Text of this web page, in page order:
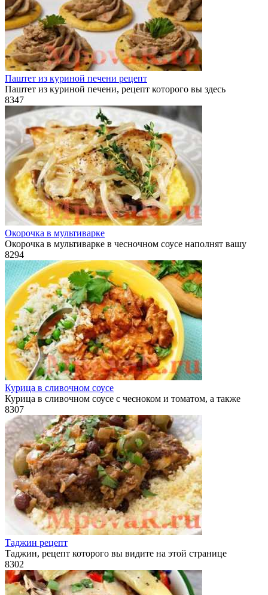
Паштет из куриной печени рецепт
Паштет из куриной печени, рецепт которого вы здесь
8347
Окорочка в мультиварке
Окорочка в мультиварке в чесночном соусе наполнят вашу
8294
Курица в сливочном соусе
Курица в сливочном соусе с чесноком и томатом, а также
8307
Таджин рецепт
Таджин, рецепт которого вы видите на этой странице
8302